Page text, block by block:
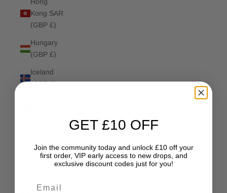
Hong
Kong SAR
(GBP £)
Hungary
(GBP £)
Iceland
(GBP £)
Iraq (GBP
Ireland
GET £10 OFF
Join the community today and unlock £10 off your
first order, VIP early access to new drops, and
exclusive discount codes just for you!